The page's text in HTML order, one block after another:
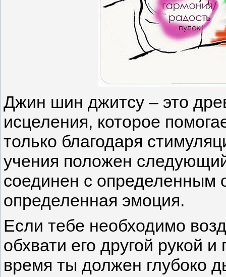
Джин шин джитсу – это
исцеления, которое
только благодаря
учения положен
соединен с определенным
определенная эмоция.
Если тебе необходимо
обхвати его другой рукой
время ты должен глубоко